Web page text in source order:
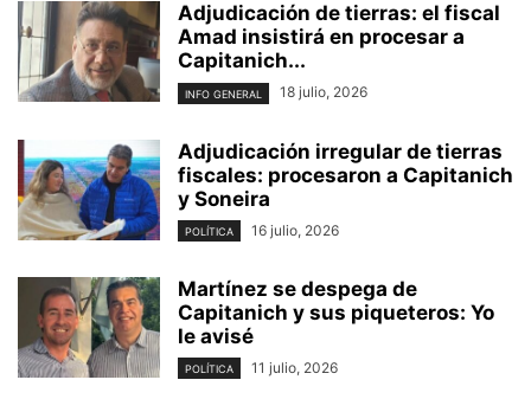
Adjudicación de tierras: el fiscal
Amad insistirá en procesar a
Capitanich...
INFO GENERAL 18 julio, 2026
Adjudicación irregular de tierras
fiscales: procesaron a Capitanich
y Soneira
POLÍTICA 16 julio, 2026
Martínez se despega de
Capitanich y sus piqueteros: Yo
le avisé
POLÍTICA 11 julio, 2026